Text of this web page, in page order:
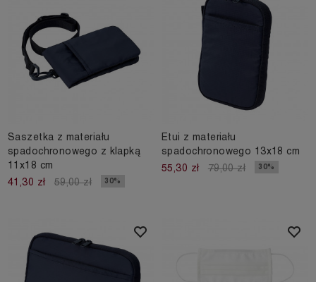
Saszetka z materiału
spadochronowego z klapką
11x18 cm
41,30 zł
59,00 zł 30%
Etui z materiału
spadochronowego 13x18 cm
55,30 zł
79,00 zł 30%